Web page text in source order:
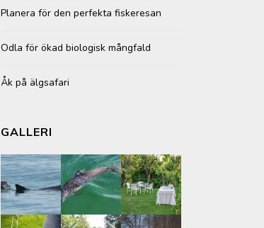
Planera för den perfekta fiskeresan
Odla för ökad biologisk mångfald
Åk på älgsafari
GALLERI